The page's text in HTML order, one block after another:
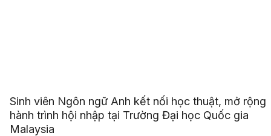
Sinh viên Ngôn ngữ Anh kết nối học thuật, mở rộng
hành trình hội nhập tại Trường Đại học Quốc gia
Malaysia